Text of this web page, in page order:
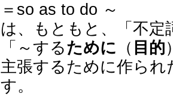
＝so as to do ～
は、もともと、「不定
「～するために （ 目的
主張するために作ら
す。